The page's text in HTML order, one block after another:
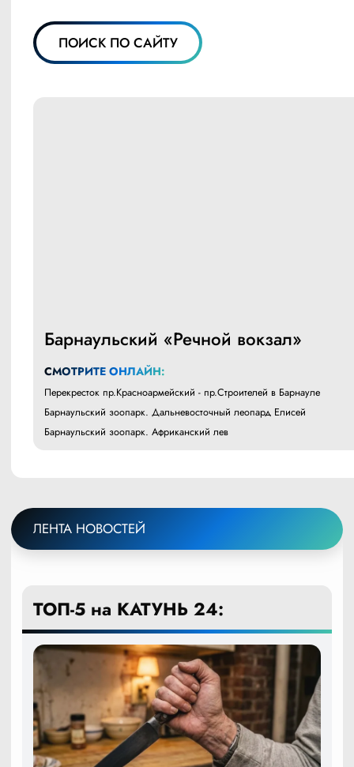
ПОИСК ПО САЙТУ
Барнаульский «Речной вокзал»
СМОТРИТЕ ОНЛАЙН:
Перекресток пр.Красноармейский - пр.Строителей в Барнауле
Барнаульский зоопарк. Дальневосточный леопард Елисей
Барнаульский зоопарк. Африканский лев
ЛЕНТА НОВОСТЕЙ
ТОП-5 на КАТУНЬ 24: